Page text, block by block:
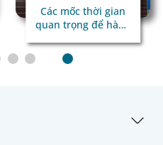
Các mốc thời gian
quan trọng để hành
thuận lợi